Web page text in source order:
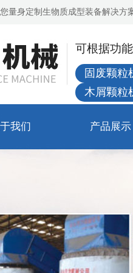
量身定制生物质成型装备解决方
可根据功
固废颗粒
木屑颗粒
我们 产品展示